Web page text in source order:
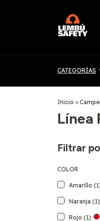
CATEGORÍAS
Inicio >
Línea
Filtrar
COLOR
Amarillo
Naranja (1)
Rojo (1)